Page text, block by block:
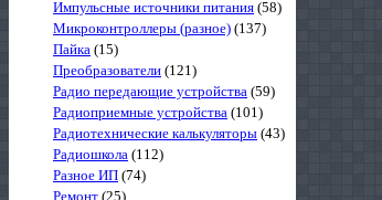
Импульсные источники питания (58)
Микроконтроллеры (разное) (137)
Пайка (15)
Преобразователи (121)
Радио передающие устройства (59)
Радиоприемные устройства (101)
Радиотехнические калькуляторы (43)
Радиошкола (112)
Разное ИП (74)
Ремонт (25)